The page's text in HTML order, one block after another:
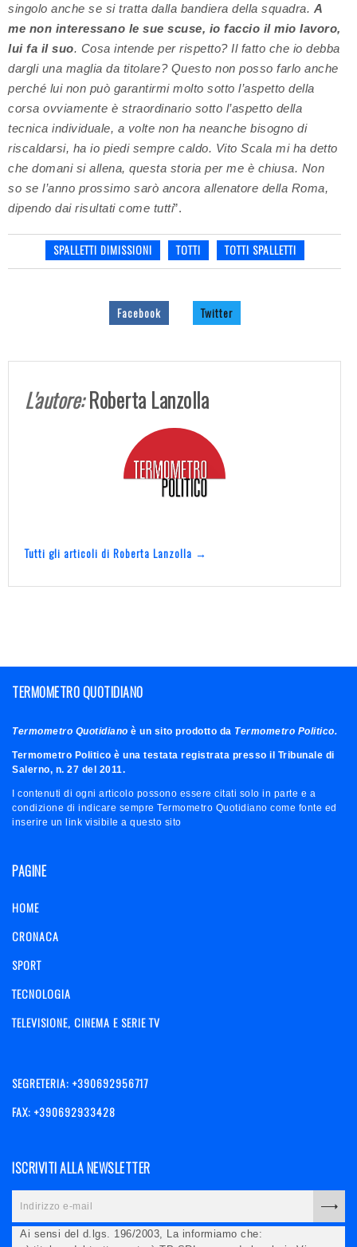
singolo anche se si tratta dalla bandiera della squadra. A
me non interessano le sue scuse, io faccio il mio lavoro,
lui fa il suo. Cosa intende per rispetto? Il fatto che io debba
dargli una maglia da titolare? Questo non posso farlo anche
perché lui non può garantirmi molto sotto l’aspetto della
corsa ovviamente è straordinario sotto l’aspetto della
tecnica individuale, a volte non ha neanche bisogno di
riscaldarsi, ha io piedi sempre caldo. Vito Scala mi ha detto
che domani si allena, questa storia per me è chiusa. Non
so se l’anno prossimo sarò ancora allenatore della Roma,
dipendo dai risultati come tutti”.
SPALLETTI DIMISSIONI TOTTI TOTTI SPALLETTI
Facebook Twitter
L'autore:Roberta Lanzolla
Tutti gli articoli di Roberta Lanzolla →
TERMOMETRO QUOTIDIANO
Termometro Quotidiano è un sito prodotto da Termometro Politico.
Termometro Politico è una testata registrata presso il Tribunale di
Salerno, n. 27 del 2011.
I contenuti di ogni articolo possono essere citati solo in parte e a
condizione di indicare sempre Termometro Quotidiano come fonte ed
inserire un link visibile a questo sito
PAGINE
HOME
CRONACA
SPORT
TECNOLOGIA
TELEVISIONE, CINEMA E SERIE TV
SEGRETERIA: +390692956717
FAX: +390692933428
ISCRIVITI ALLA NEWSLETTER
Ai sensi del d.lgs. 196/2003, La informiamo che: